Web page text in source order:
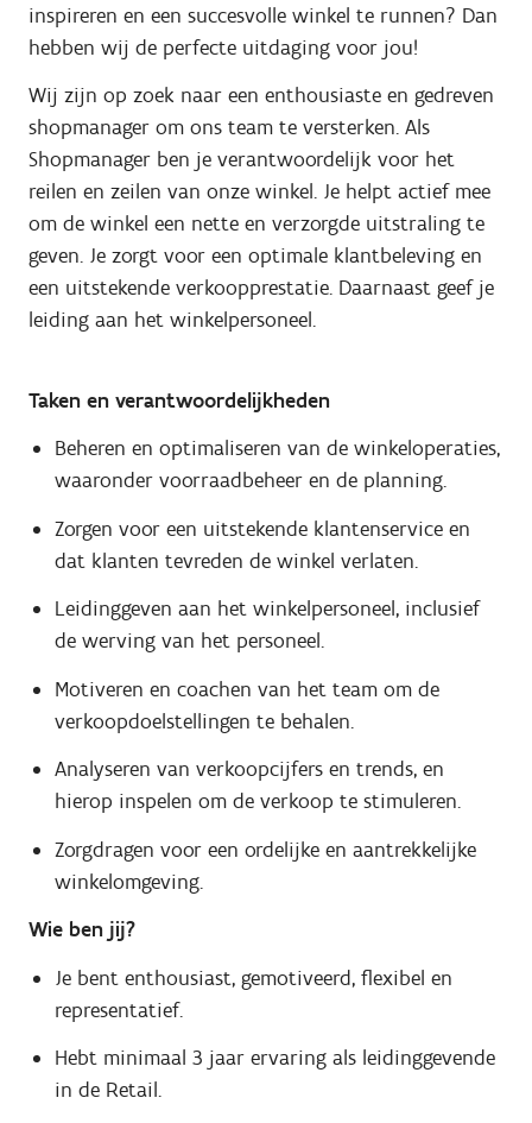
inspireren en een succesvolle winkel te runnen? Dan
hebben wij de perfecte uitdaging voor jou!
Wij zijn op zoek naar een enthousiaste en gedreven
shopmanager om ons team te versterken. Als
Shopmanager ben je verantwoordelijk voor het
reilen en zeilen van onze winkel. Je helpt actief mee
om de winkel een nette en verzorgde uitstraling te
geven. Je zorgt voor een optimale klantbeleving en
een uitstekende verkoopprestatie. Daarnaast geef je
leiding aan het winkelpersoneel.
Taken en verantwoordelijkheden
Beheren en optimaliseren van de winkeloperaties,
waaronder voorraadbeheer en de planning.
Zorgen voor een uitstekende klantenservice en
dat klanten tevreden de winkel verlaten.
Leidinggeven aan het winkelpersoneel, inclusief
de werving van het personeel.
Motiveren en coachen van het team om de
verkoopdoelstellingen te behalen.
Analyseren van verkoopcijfers en trends, en
hierop inspelen om de verkoop te stimuleren.
Zorgdragen voor een ordelijke en aantrekkelijke
winkelomgeving.
Wie ben jij?
Je bent enthousiast, gemotiveerd, flexibel en
representatief.
Hebt minimaal 3 jaar ervaring als leidinggevende
in de Retail.